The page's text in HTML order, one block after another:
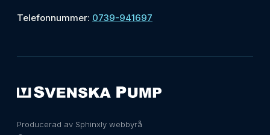
Telefonnummer: 0739-941697
Producerad av Sphinxly webbyrå